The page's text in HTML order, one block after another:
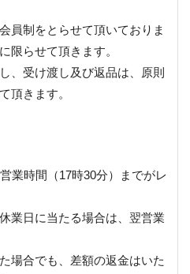
員制をとらせて頂いておりま
限らせて頂きます。
、受け渡し及び返品は、原則
頂きます。
業時間（17時30分）までがレ
業日に当たる場合は、翌営業
場合でも、差額の返金はいた